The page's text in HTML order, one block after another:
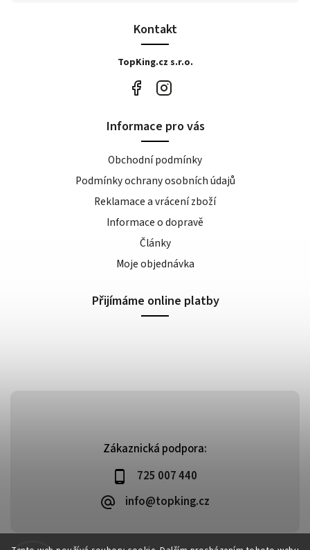
Zákaznická podpora:
725 007 440
info@topking.cz
Kontakt
TopKing.cz s.r.o.
Informace pro vás
Obchodní podmínky
Podmínky ochrany osobních údajů
Reklamace a vrácení zboží
Informace o dopravě
Články
Moje objednávka
Přijímáme online platby